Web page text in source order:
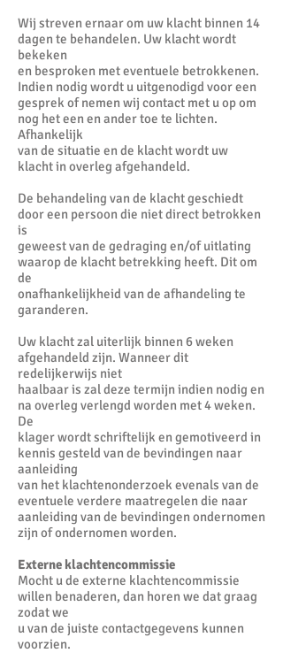
Wij streven ernaar om uw klacht binnen 14
dagen te behandelen. Uw klacht wordt
bekeken
en besproken met eventuele betrokkenen.
Indien nodig wordt u uitgenodigd voor een
gesprek of nemen wij contact met u op om
nog het een en ander toe te lichten.
Afhankelijk
van de situatie en de klacht wordt uw
klacht in overleg afgehandeld.
De behandeling van de klacht geschiedt
door een persoon die niet direct betrokken
is
geweest van de gedraging en/of uitlating
waarop de klacht betrekking heeft. Dit om
de
onafhankelijkheid van de afhandeling te
garanderen.
Uw klacht zal uiterlijk binnen 6 weken
afgehandeld zijn. Wanneer dit
redelijkerwijs niet
haalbaar is zal deze termijn indien nodig en
na overleg verlengd worden met 4 weken.
De
klager wordt schriftelijk en gemotiveerd in
kennis gesteld van de bevindingen naar
aanleiding
van het klachtenonderzoek evenals van de
eventuele verdere maatregelen die naar
aanleiding van de bevindingen ondernomen
zijn of ondernomen worden.
Externe klachtencommissie
Mocht u de externe klachtencommissie
willen benaderen, dan horen we dat graag
zodat we
u van de juiste contactgegevens kunnen
voorzien.